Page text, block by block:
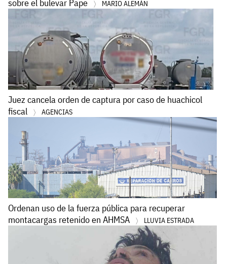
sobre el bulevar Pape
MARIO ALEMÁN
Juez cancela orden de captura por caso de huachicol
fiscal
AGENCIAS
Ordenan uso de la fuerza pública para recuperar
montacargas retenido en AHMSA
LLUVIA ESTRADA